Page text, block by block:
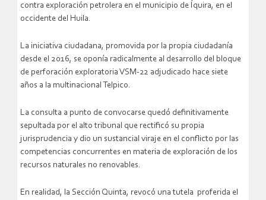
contra exploración petrolera en el municipio de Íquira, en el
occidente del Huila.
La iniciativa ciudadana, promovida por la propia ciudadanía
desde el 2016, se oponía radicalmente al desarrollo del bloque
de perforación exploratoria VSM-22 adjudicado hace siete
años a la multinacional Telpico.
La consulta a punto de convocarse quedó definitivamente
sepultada por el alto tribunal que rectificó su propia
jurisprudencia y dio un sustancial viraje en el conflicto por las
competencias concurrentes en materia de exploración de los
recursos naturales no renovables.
En realidad, la Sección Quinta, revocó una tutela proferida el